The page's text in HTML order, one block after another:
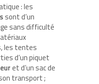
: les
sont d’un
sans difficulté
les tentes
d’un piquet
et d’un sac de
transport ;